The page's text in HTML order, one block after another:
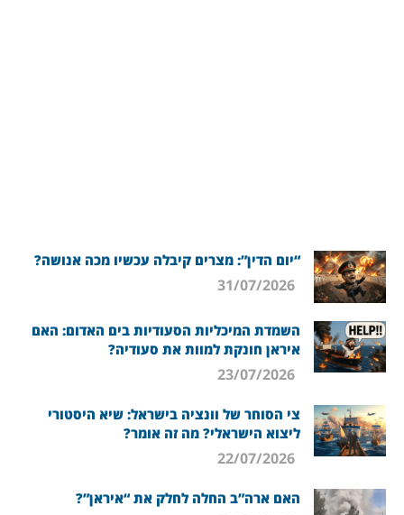
“יום הדין”: מצרים קיבלה עכשיו מכה אנושה?
השמדת המיכליות הסעודיות בים האדום: האם
איראן חונקת למוות את סעודיה?
צי הסוחר של וונציה בישראל: שיא היסטורי
ליצוא הישראלי? מה זה אומר?
האם ארה”ב החלה לחלק את “איראן”?